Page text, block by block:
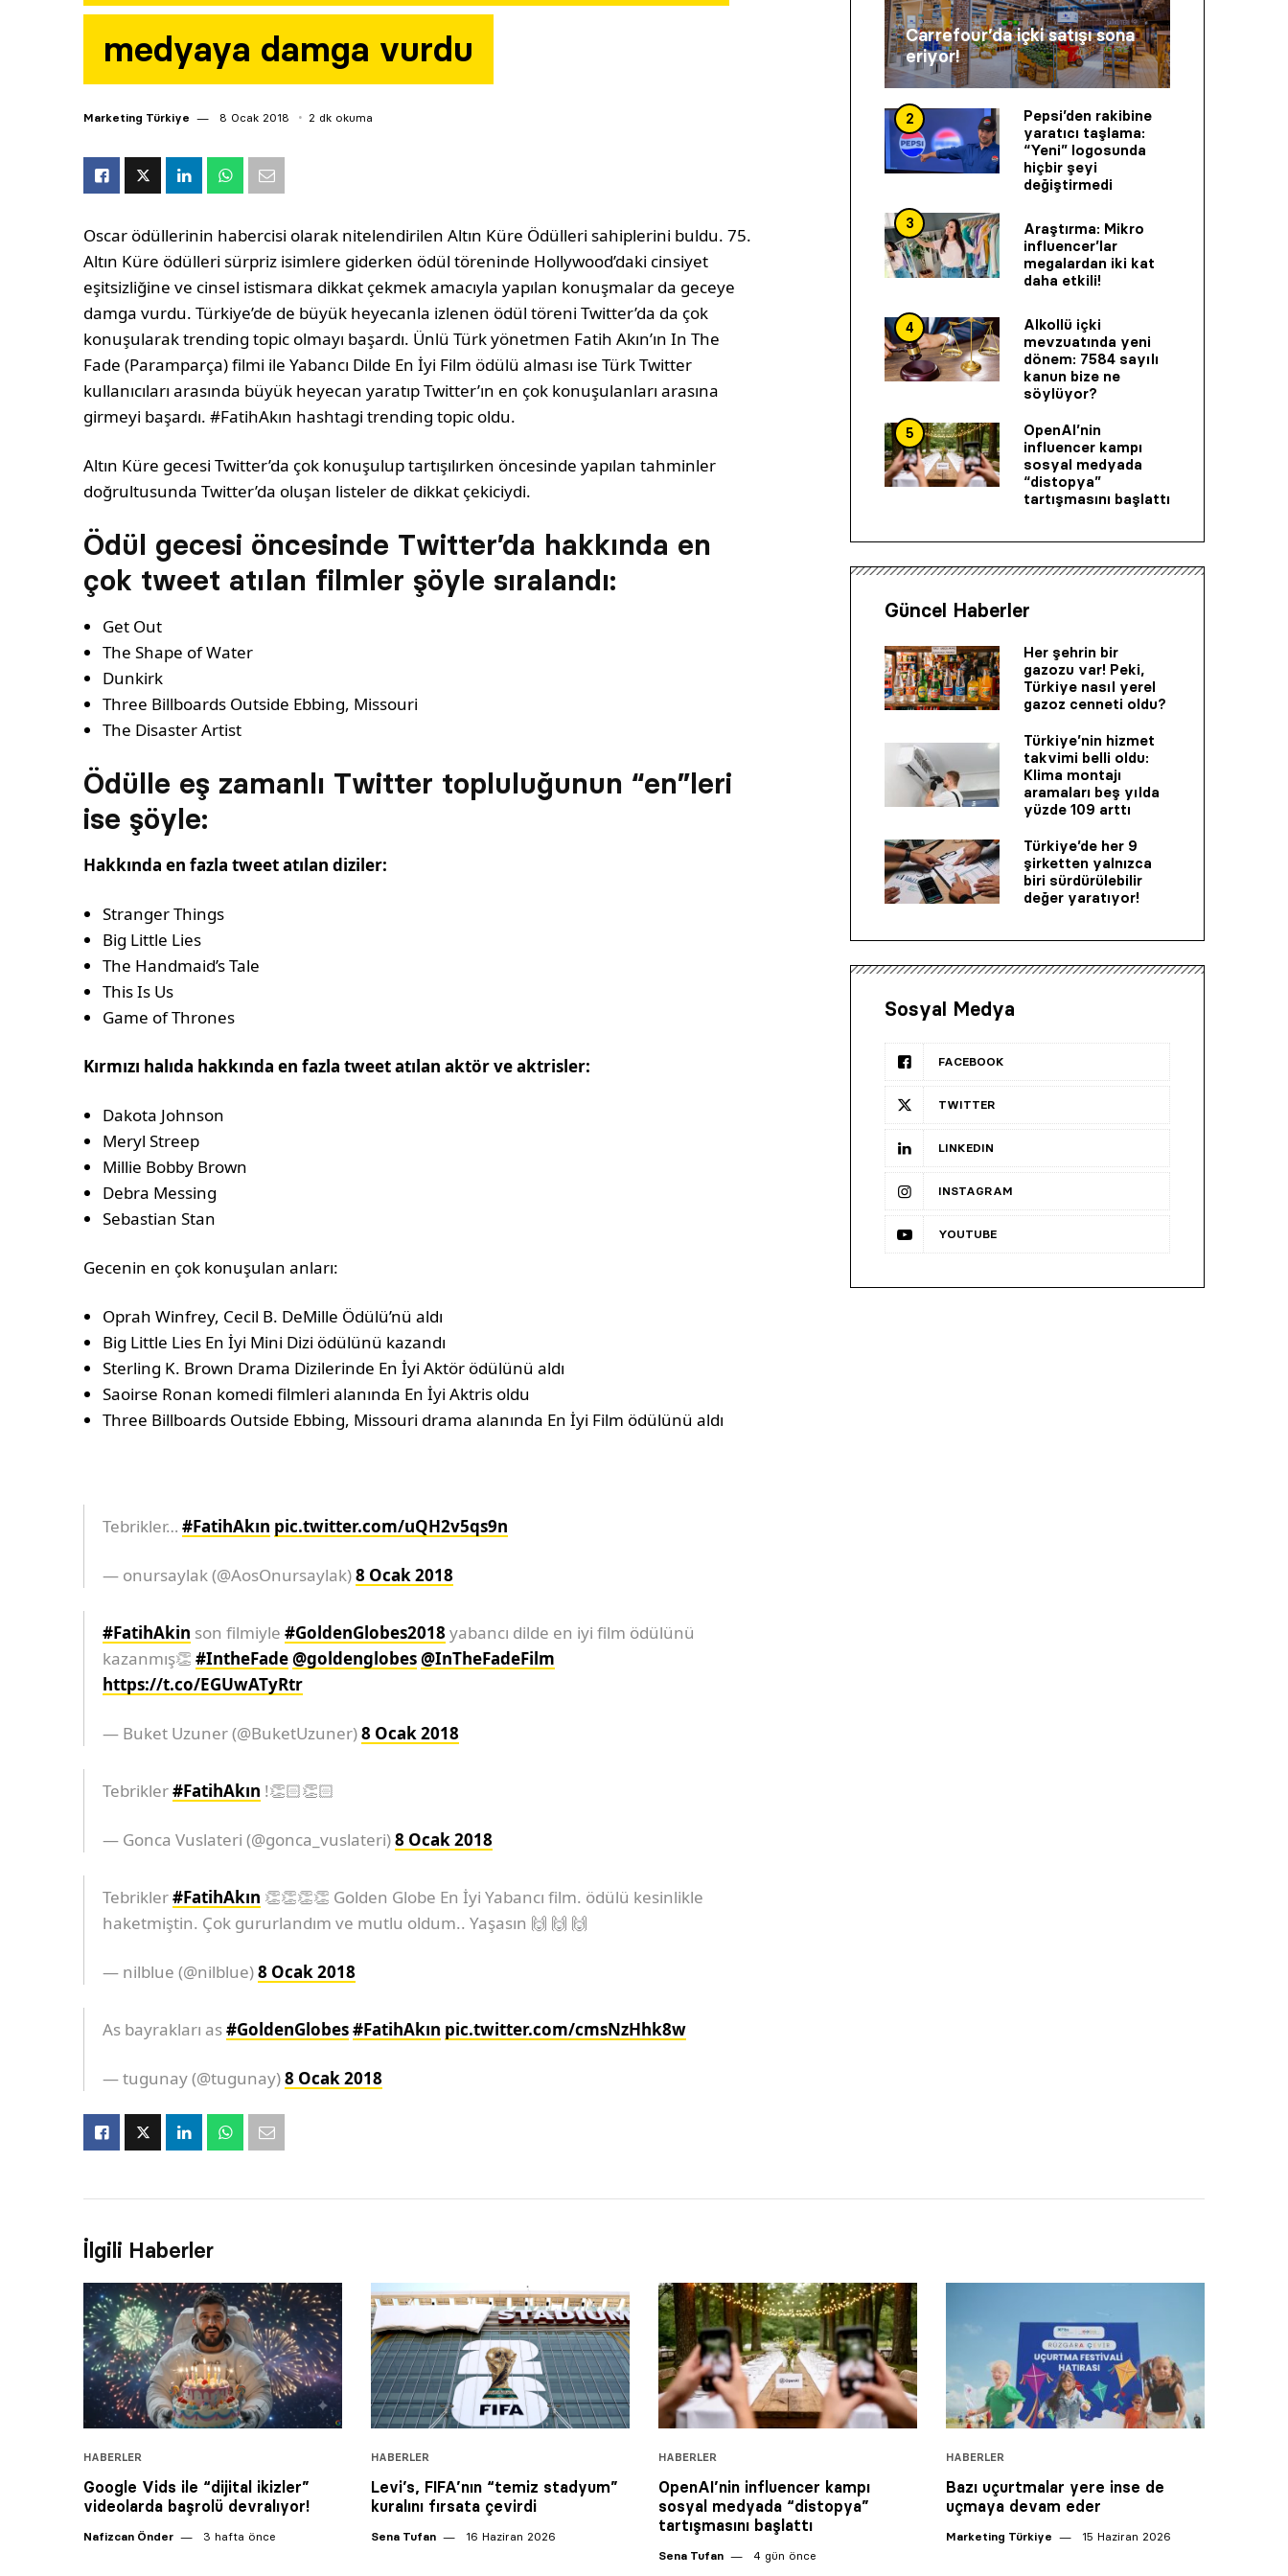
medyaya damga vurdu
Marketing Türkiye 8 Ocak 2018 2 dk okuma
Oscar ödüllerinin habercisi olarak nitelendirilen Altın Küre Ödülleri sahiplerini buldu. 75.
Altın Küre ödülleri sürpriz isimlere giderken ödül töreninde Hollywood’daki cinsiyet
eşitsizliğine ve cinsel istismara dikkat çekmek amacıyla yapılan konuşmalar da geceye
damga vurdu. Türkiye’de de büyük heyecanla izlenen ödül töreni Twitter’da da çok
konuşularak trending topic olmayı başardı. Ünlü Türk yönetmen Fatih Akın’ın In The
Fade (Paramparça) filmi ile Yabancı Dilde En İyi Film ödülü alması ise Türk Twitter
kullanıcıları arasında büyük heyecan yaratıp Twitter’ın en çok konuşulanları arasına
girmeyi başardı. #FatihAkın hashtagi trending topic oldu.
Altın Küre gecesi Twitter’da çok konuşulup tartışılırken öncesinde yapılan tahminler
doğrultusunda Twitter’da oluşan listeler de dikkat çekiciydi.
Ödül gecesi öncesinde Twitter’da hakkında en
çok tweet atılan filmler şöyle sıralandı:
Get Out
The Shape of Water
Dunkirk
Three Billboards Outside Ebbing, Missouri
The Disaster Artist
Ödülle eş zamanlı Twitter topluluğunun “en”leri
ise şöyle:
Hakkında en fazla tweet atılan diziler:
Stranger Things
Big Little Lies
The Handmaid’s Tale
This Is Us
Game of Thrones
Kırmızı halıda hakkında en fazla tweet atılan aktör ve aktrisler:
Dakota Johnson
Meryl Streep
Millie Bobby Brown
Debra Messing
Sebastian Stan
Gecenin en çok konuşulan anları:
Oprah Winfrey, Cecil B. DeMille Ödülü’nü aldı
Big Little Lies En İyi Mini Dizi ödülünü kazandı
Sterling K. Brown Drama Dizilerinde En İyi Aktör ödülünü aldı
Saoirse Ronan komedi filmleri alanında En İyi Aktris oldu
Three Billboards Outside Ebbing, Missouri drama alanında En İyi Film ödülünü aldı
Tebrikler…#FatihAkın pic.twitter.com/uQH2v5qs9n
— onursaylak (@AosOnursaylak)8 Ocak 2018
#FatihAkin son filmiyle#GoldenGlobes2018 yabancı dilde en iyi film ödülünü
kazanmış👏#IntheFade@goldenglobes@InTheFadeFilm
https://t.co/EGUwATyRtr
— Buket Uzuner (@BuketUzuner)8 Ocak 2018
Tebrikler#FatihAkın !👏🏻👏🏻
— Gonca Vuslateri (@gonca_vuslateri)8 Ocak 2018
Tebrikler#FatihAkın 👏👏👏👏 Golden Globe En İyi Yabancı film. ödülü kesinlikle
haketmiştin. Çok gururlandım ve mutlu oldum.. Yaşasın 🙌 🙌 🙌
— nilblue (@nilblue)8 Ocak 2018
As bayrakları as#GoldenGlobes#FatihAkın pic.twitter.com/cmsNzHhk8w
— tugunay (@tugunay)8 Ocak 2018
Carrefour’da içki satışı sona
eriyor!
2
Pepsi’den rakibine
yaratıcı taşlama:
“Yeni” logosunda
hiçbir şeyi
değiştirmedi
3
Araştırma: Mikro
influencer’lar
megalardan iki kat
daha etkili!
4
Alkollü içki
mevzuatında yeni
dönem: 7584 sayılı
kanun bize ne
söylüyor?
5
OpenAI’nin
influencer kampı
sosyal medyada
“distopya”
tartışmasını başlattı
Güncel Haberler
Her şehrin bir
gazozu var! Peki,
Türkiye nasıl yerel
gazoz cenneti oldu?
Türkiye’nin hizmet
takvimi belli oldu:
Klima montajı
aramaları beş yılda
yüzde 109 arttı
Türkiye’de her 9
şirketten yalnızca
biri sürdürülebilir
değer yaratıyor!
Sosyal Medya
FACEBOOK
TWITTER
LINKEDIN
INSTAGRAM
YOUTUBE
İlgili Haberler
HABERLER
Google Vids ile “dijital ikizler”
videolarda başrolü devralıyor!
Nafizcan Önder 3 hafta önce
HABERLER
Levi’s, FIFA’nın “temiz stadyum”
kuralını fırsata çevirdi
Sena Tufan 16 Haziran 2026
HABERLER
OpenAI’nin influencer kampı
sosyal medyada “distopya”
tartışmasını başlattı
Sena Tufan 4 gün önce
HABERLER
Bazı uçurtmalar yere inse de
uçmaya devam eder
Marketing Türkiye 15 Haziran 2026